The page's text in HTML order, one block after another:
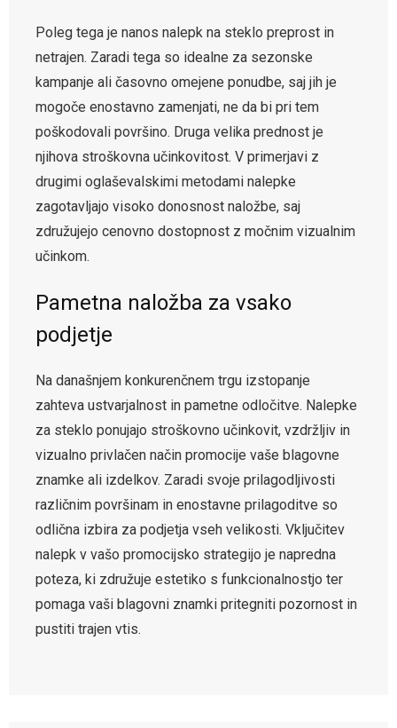
Poleg tega je nanos nalepk na steklo preprost in
netrajen. Zaradi tega so idealne za sezonske
kampanje ali časovno omejene ponudbe, saj jih je
mogoče enostavno zamenjati, ne da bi pri tem
poškodovali površino. Druga velika prednost je
njihova stroškovna učinkovitost. V primerjavi z
drugimi oglaševalskimi metodami nalepke
zagotavljajo visoko donosnost naložbe, saj
združujejo cenovno dostopnost z močnim vizualnim
učinkom.
Pametna naložba za vsako
podjetje
Na današnjem konkurenčnem trgu izstopanje
zahteva ustvarjalnost in pametne odločitve. Nalepke
za steklo ponujajo stroškovno učinkovit, vzdržljiv in
vizualno privlačen način promocije vaše blagovne
znamke ali izdelkov. Zaradi svoje prilagodljivosti
različnim površinam in enostavne prilagoditve so
odlična izbira za podjetja vseh velikosti. Vključitev
nalepk v vašo promocijsko strategijo je napredna
poteza, ki združuje estetiko s funkcionalnostjo ter
pomaga vaši blagovni znamki pritegniti pozornost in
pustiti trajen vtis.